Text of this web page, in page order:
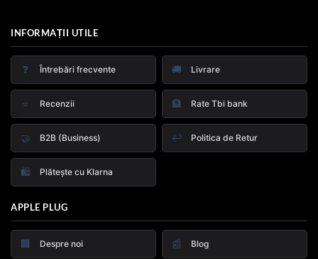
INFORMAȚII UTILE
❓ Întrebări frecvente 🚚 Livrare
⭐ Recenzii 🏦 Rate Tbi bank
🤝 B2B (Business) ↩️ Politica de Retur
🛍️ Plătește cu Klarna
APPLE PLUG
🏢 Despre noi 📰 Blog